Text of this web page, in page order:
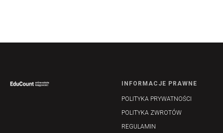
INFORMACJE PRAWNE
POLITYKA PRYWATNOŚCI
POLITYKA ZWROTÓW
REGULAMIN